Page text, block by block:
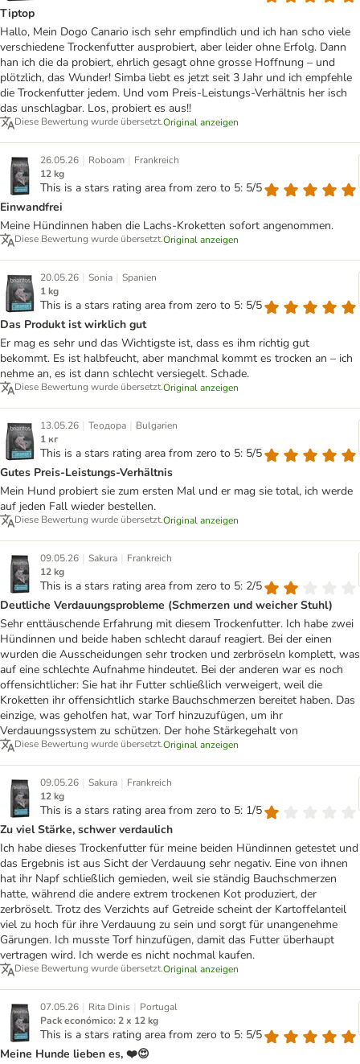
Tiptop
Hallo, Mein Dogo Canario isch sehr empfindlich und ich han scho viele
verschiedene Trockenfutter ausprobiert, aber leider ohne Erfolg. Dann
han ich die da probiert, ehrlich gesagt ohne grosse Hoffnung – und
plötzlich, das Wunder! Simba liebt es jetzt seit 3 Jahr und ich empfehle
die Trockenfutter jedem. Und vom Preis-Leistungs-Verhältnis her isch
das unschlagbar. Los, probiert es aus!!
Diese Bewertung wurde übersetzt.Original anzeigen
26.05.26 | Roboam | Frankreich
12 kg
This is a stars rating area from zero to 5: 5/5
Einwandfrei
Meine Hündinnen haben die Lachs-Kroketten sofort angenommen.
Diese Bewertung wurde übersetzt.Original anzeigen
20.05.26 | Sonia | Spanien
1 kg
This is a stars rating area from zero to 5: 5/5
Das Produkt ist wirklich gut
Er mag es sehr und das Wichtigste ist, dass es ihm richtig gut
bekommt. Es ist halbfeucht, aber manchmal kommt es trocken an – ich
nehme an, es ist dann schlecht versiegelt. Schade.
Diese Bewertung wurde übersetzt.Original anzeigen
13.05.26 | Теодора | Bulgarien
1 кг
This is a stars rating area from zero to 5: 5/5
Gutes Preis-Leistungs-Verhältnis
Mein Hund probiert sie zum ersten Mal und er mag sie total, ich werde
auf jeden Fall wieder bestellen.
Diese Bewertung wurde übersetzt.Original anzeigen
09.05.26 | Sakura | Frankreich
12 kg
This is a stars rating area from zero to 5: 2/5
Deutliche Verdauungsprobleme (Schmerzen und weicher Stuhl)
Sehr enttäuschende Erfahrung mit diesem Trockenfutter. Ich habe zwei
Hündinnen und beide haben schlecht darauf reagiert. Bei der einen
wurden die Ausscheidungen sehr trocken und zerbröseln komplett, was
auf eine schlechte Aufnahme hindeutet. Bei der anderen war es noch
offensichtlicher: Sie hat ihr Futter schließlich verweigert, weil die
Kroketten ihr offensichtlich starke Bauchschmerzen bereitet haben. Das
einzige, was geholfen hat, war Torf hinzuzufügen, um ihr
Verdauungssystem zu schützen. Der hohe Stärkegehalt von
Diese Bewertung wurde übersetzt.Original anzeigen
09.05.26 | Sakura | Frankreich
12 kg
This is a stars rating area from zero to 5: 1/5
Zu viel Stärke, schwer verdaulich
Ich habe dieses Trockenfutter für meine beiden Hündinnen getestet und
das Ergebnis ist aus Sicht der Verdauung sehr negativ. Eine von ihnen
hat ihr Napf schließlich gemieden, weil sie ständig Bauchschmerzen
hatte, während die andere extrem trockenen Kot produziert, der
zerbröselt. Trotz des Verzichts auf Getreide scheint der Kartoffelanteil
viel zu hoch für ihre Verdauung zu sein und sorgt für unangenehme
Gärungen. Ich musste Torf hinzufügen, damit das Futter überhaupt
vertragen wird. Ich werde es nicht nochmal kaufen.
Diese Bewertung wurde übersetzt.Original anzeigen
07.05.26 | Rita Dinis | Portugal
Pack económico: 2 x 12 kg
This is a stars rating area from zero to 5: 5/5
Meine Hunde lieben es, ❤️😍